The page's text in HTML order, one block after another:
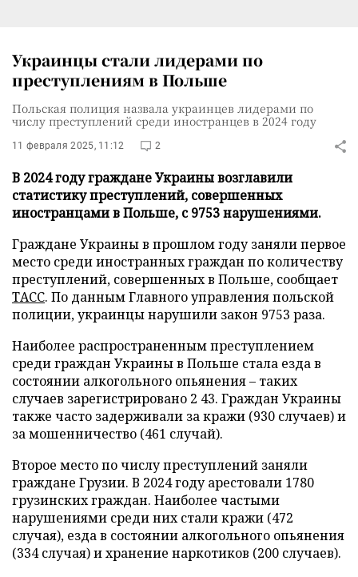
Украинцы стали лидерами по
преступлениям в Польше
Польская полиция назвала украинцев лидерами по
числу преступлений среди иностранцев в 2024 году
11 февраля 2025, 11:12 2
В 2024 году граждане Украины возглавили
статистику преступлений, совершенных
иностранцами в Польше, с 9753 нарушениями.
Граждане Украины в прошлом году заняли первое
место среди иностранных граждан по количеству
преступлений, совершенных в Польше, сообщает
ТАСС. По данным Главного управления польской
полиции, украинцы нарушили закон 9753 раза.
Наиболее распространенным преступлением
среди граждан Украины в Польше стала езда в
состоянии алкогольного опьянения – таких
случаев зарегистрировано 2 43. Граждан Украины
также часто задерживали за кражи (930 случаев) и
за мошенничество (461 случай).
Второе место по числу преступлений заняли
граждане Грузии. В 2024 году арестовали 1780
грузинских граждан. Наиболее частыми
нарушениями среди них стали кражи (472
случая), езда в состоянии алкогольного опьянения
(334 случая) и хранение наркотиков (200 случаев).